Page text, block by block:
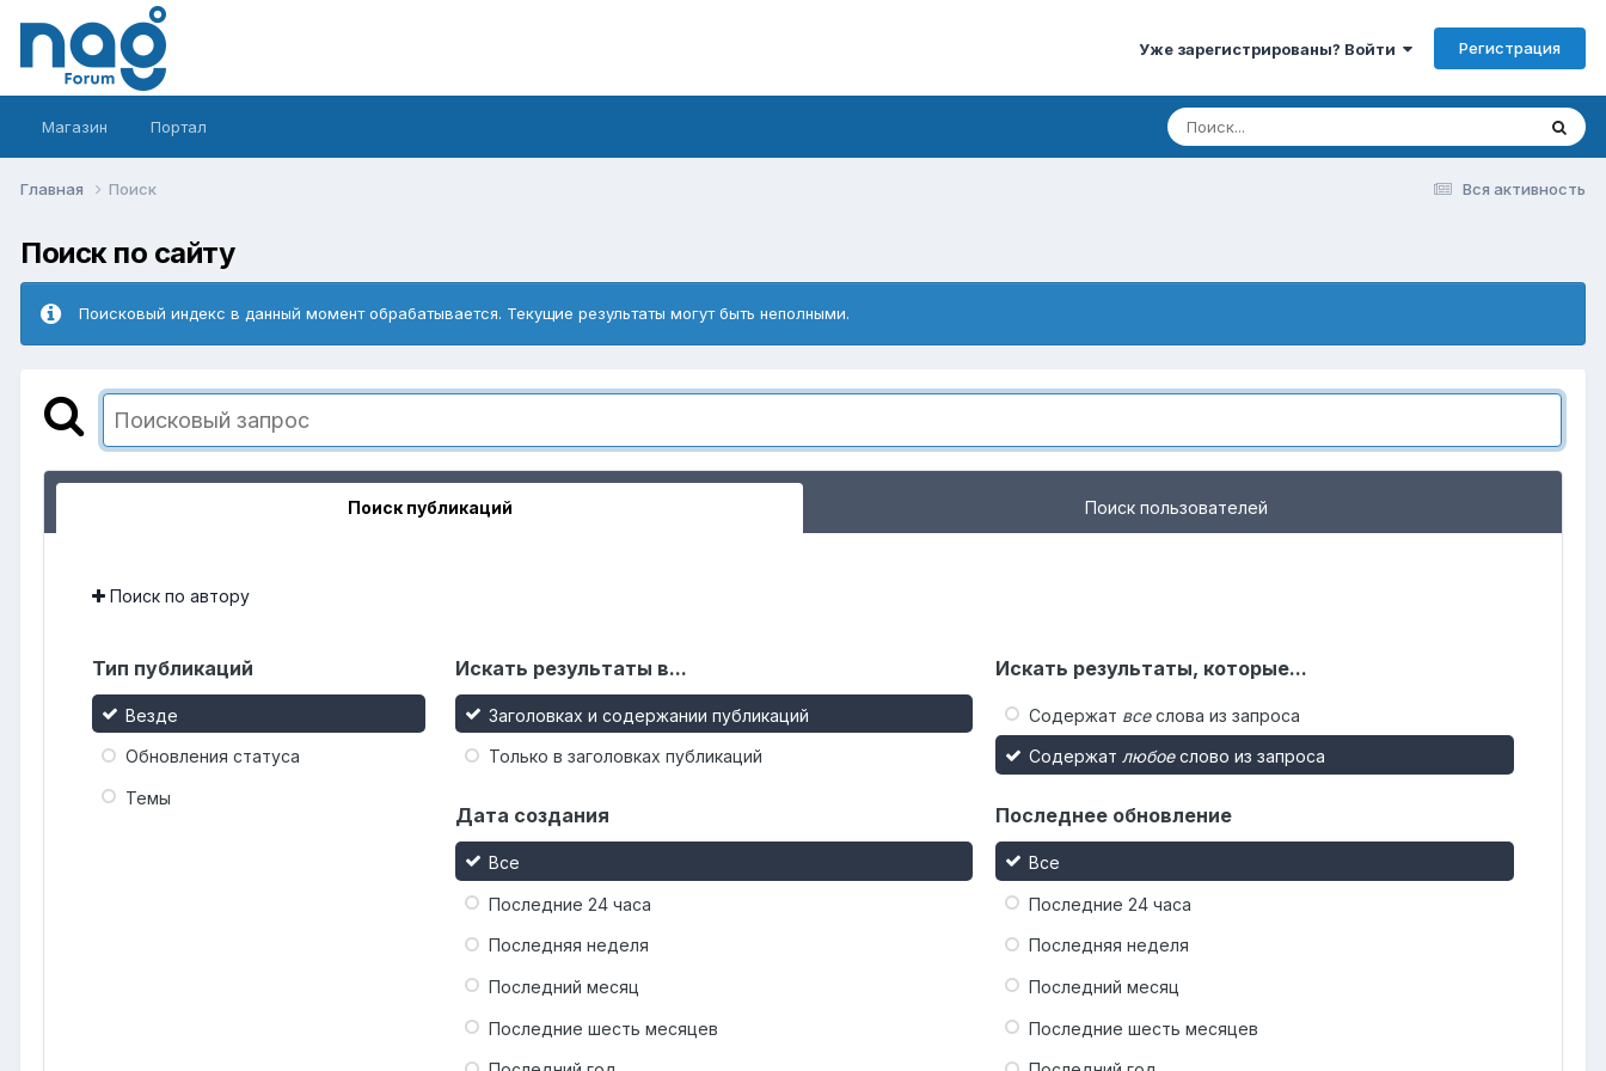
Уже зарегистрированы? Войти Регистрация
Магазин Портал
Вся активность
Главная Поиск
Поиск по сайту
Поисковый индекс в данный момент обрабатывается. Текущие результаты могут быть неполными.
Поиск публикаций Поиск пользователей
Поиск по автору
Тип публикаций
Везде
Обновления статуса
Темы
Искать результаты в...
Заголовках и содержании публикаций
Только в заголовках публикаций
Искать результаты, которые...
Содержат всеслова из запроса
Содержат любоеслово из запроса
Дата создания
Все
Последние 24 часа
Последняя неделя
Последний месяц
Последние шесть месяцев
Последнее обновление
Все
Последние 24 часа
Последняя неделя
Последний месяц
Последние шесть месяцев